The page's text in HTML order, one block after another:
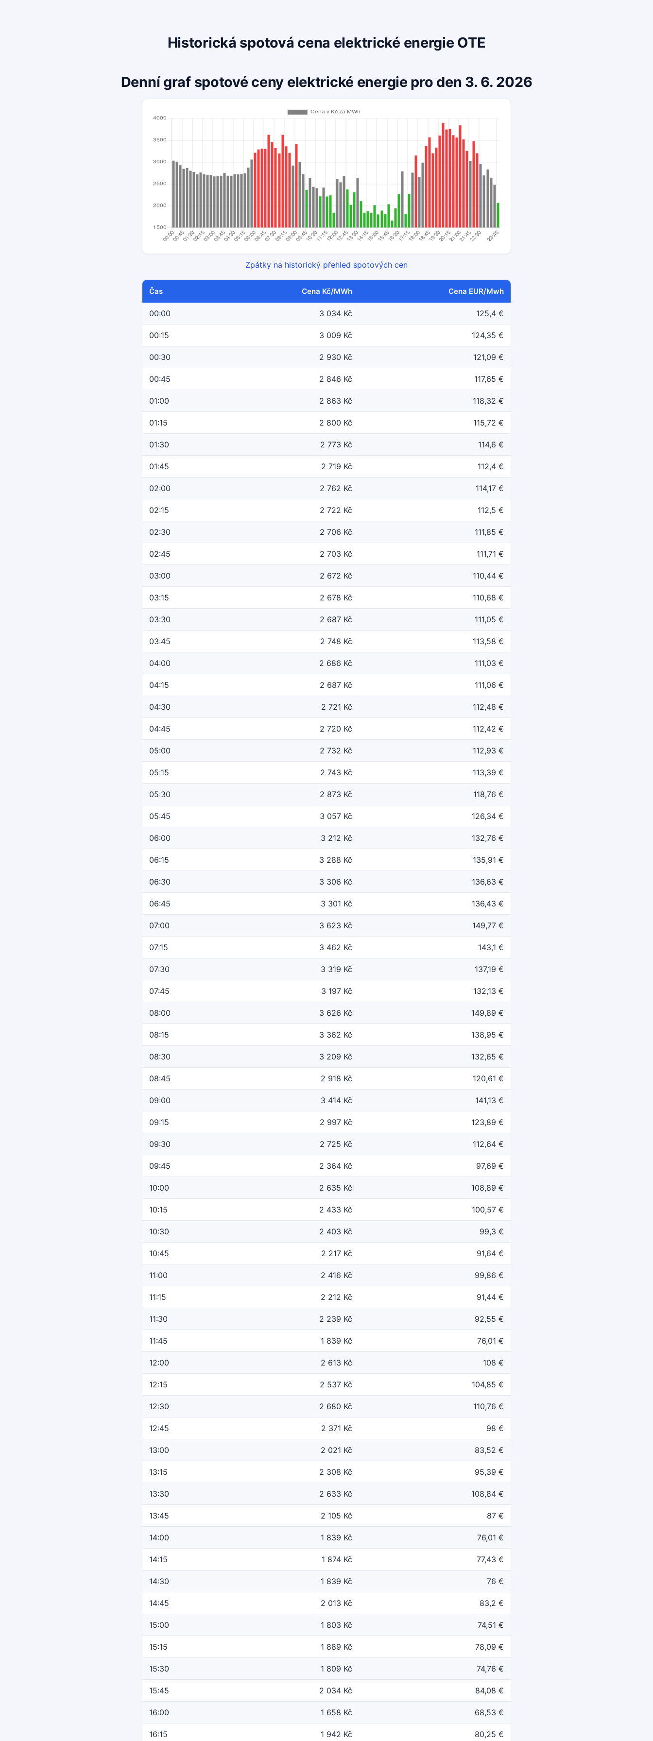
Historická spotová cena elektrické energie OTE
Denní graf spotové ceny elektrické energie pro den 3. 6. 2026
Zpátky na historický přehled spotových cen
Čas Cena Kč/MWh Cena EUR/Mwh
00:00 3 034 Kč 125,4 €
00:15 3 009 Kč 124,35 €
00:30 2 930 Kč 121,09 €
00:45 2 846 Kč 117,65 €
01:00 2 863 Kč 118,32 €
01:15 2 800 Kč 115,72 €
01:30 2 773 Kč 114,6 €
01:45 2 719 Kč 112,4 €
02:00 2 762 Kč 114,17 €
02:15 2 722 Kč 112,5 €
02:30 2 706 Kč 111,85 €
02:45 2 703 Kč 111,71 €
03:00 2 672 Kč 110,44 €
03:15 2 678 Kč 110,68 €
03:30 2 687 Kč 111,05 €
03:45 2 748 Kč 113,58 €
04:00 2 686 Kč 111,03 €
04:15 2 687 Kč 111,06 €
04:30 2 721 Kč 112,48 €
04:45 2 720 Kč 112,42 €
05:00 2 732 Kč 112,93 €
05:15 2 743 Kč 113,39 €
05:30 2 873 Kč 118,76 €
05:45 3 057 Kč 126,34 €
06:00 3 212 Kč 132,76 €
06:15 3 288 Kč 135,91 €
06:30 3 306 Kč 136,63 €
06:45 3 301 Kč 136,43 €
07:00 3 623 Kč 149,77 €
07:15 3 462 Kč 143,1 €
07:30 3 319 Kč 137,19 €
07:45 3 197 Kč 132,13 €
08:00 3 626 Kč 149,89 €
08:15 3 362 Kč 138,95 €
08:30 3 209 Kč 132,65 €
08:45 2 918 Kč 120,61 €
09:00 3 414 Kč 141,13 €
09:15 2 997 Kč 123,89 €
09:30 2 725 Kč 112,64 €
09:45 2 364 Kč 97,69 €
10:00 2 635 Kč 108,89 €
10:15 2 433 Kč 100,57 €
10:30 2 403 Kč 99,3 €
10:45 2 217 Kč 91,64 €
11:00 2 416 Kč 99,86 €
11:15 2 212 Kč 91,44 €
11:30 2 239 Kč 92,55 €
11:45 1 839 Kč 76,01 €
12:00 2 613 Kč 108 €
12:15 2 537 Kč 104,85 €
12:30 2 680 Kč 110,76 €
12:45 2 371 Kč 98 €
13:00 2 021 Kč 83,52 €
13:15 2 308 Kč 95,39 €
13:30 2 633 Kč 108,84 €
13:45 2 105 Kč 87 €
14:00 1 839 Kč 76,01 €
14:15 1 874 Kč 77,43 €
14:30 1 839 Kč 76 €
14:45 2 013 Kč 83,2 €
15:00 1 803 Kč 74,51 €
15:15 1 889 Kč 78,09 €
15:30 1 809 Kč 74,76 €
15:45 2 034 Kč 84,08 €
16:00 1 658 Kč 68,53 €
16:15 1 942 Kč 80,25 €